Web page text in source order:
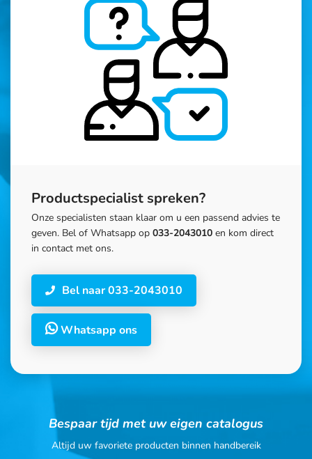
Productspecialist spreken?
Onze specialisten staan klaar om u een passend advies te
geven. Bel of Whatsapp op 033-2043010 en kom direct
in contact met ons.
Bel naar 033-2043010
Whatsapp ons
Bespaar tijd met uw eigen catalogus
Altijd uw favoriete producten binnen handbereik